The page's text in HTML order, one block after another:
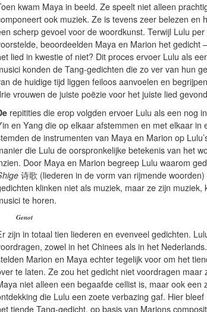
kwam Maya in beeld. Ze speelt niet alleen
ook muziek. Ze is tevens zeer belezen en
scherp gevoel voor de woordkunst. Terwijl Lulu
beoordeelden Maya en Marion het gedicht
lied in kwestie of niet? Dit proces ervoer Lulu als
konden de Tang-gedichten die zo ver van hun
de huidige tijd liggen feiloos aanvoelen en
vrouwen de juiste poëzie voor het juiste lied
repitities die erop volgden ervoer Lulu als een nog
en Yang die op elkaar afstemmen en met elkaar in
de instrumenten van Maya en Marion op
die Lulu de oorspronkelijke betekenis van het
Door Maya en Marion begreep Lulu waarom
诗歌 (liederen in de vorm van rijmende woorden)
klinken niet als muziek, maar ze zijn muziek,
te horen.
Genot
zijn in totaal tien liederen en evenveel gedichten.
zowel in het Chinees als in het
Marion en Maya echter tegelijk voor om het
te laten. Ze zou het gedicht niet voordragen maar
niet alleen een begaafde cellist is, maar ook een
die Lulu een zoete verbazing gaf. Hier
tiende Tang-gedicht, op basis van Marions